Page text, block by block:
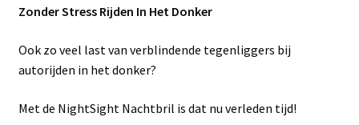
Zonder Stress Rijden In Het Donker
Ook zo veel last van verblindende tegenliggers bij
autorijden in het donker?
Met de NightSight Nachtbril is dat nu verleden tijd!